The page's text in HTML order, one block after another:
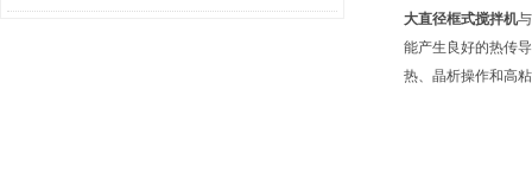
大直径框式搅拌机
能产生良好的热传
热、晶析操作和高